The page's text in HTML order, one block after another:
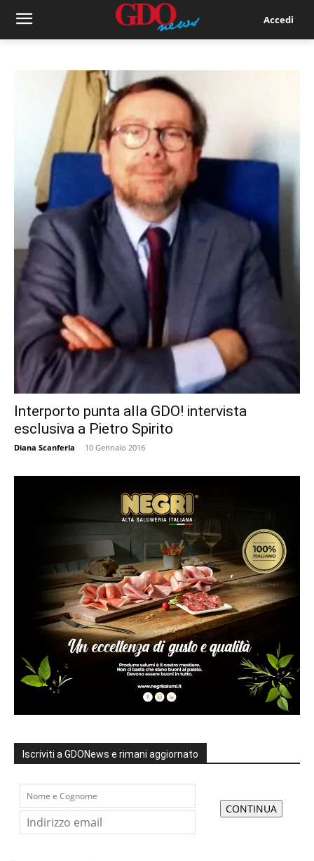
Accedi
Interporto punta alla GDO! intervista
esclusiva a Pietro Spirito
Diana Scanferla - 10 Gennaio 2016
Iscriviti a GDONews e rimani aggiornato